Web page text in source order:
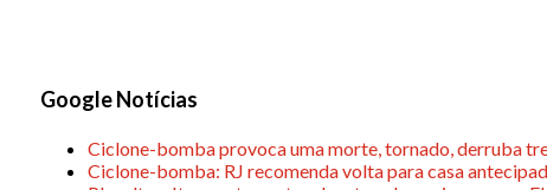
Google Notícias
Ciclone-bomba provoca uma morte, tornado, derruba
Ciclone-bomba: RJ recomenda volta para casa